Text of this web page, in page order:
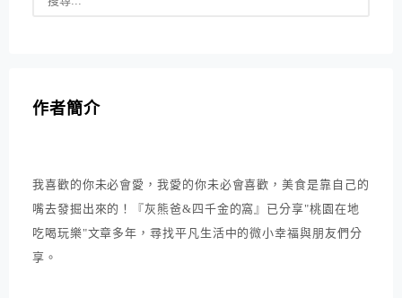
作者簡介
我喜歡的你未必會愛，我愛的你未必會喜歡，美食是靠自己的
嘴去發掘出來的！『灰熊爸&四千金的窩』已分享"桃園在地
吃喝玩樂"文章多年，尋找平凡生活中的微小幸福與朋友們分
享。